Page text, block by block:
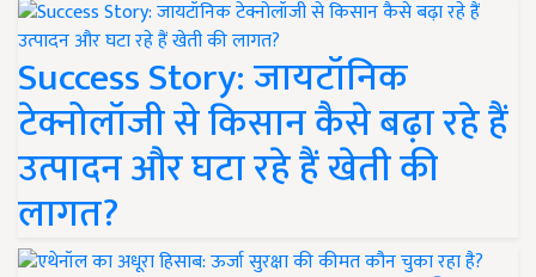
Success Story: जायटॉनिक
टेक्नोलॉजी से किसान कैसे बढ़ा रहे हैं
उत्पादन और घटा रहे हैं खेती की
लागत?